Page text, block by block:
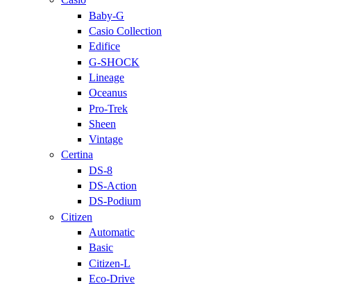
Baby-G
Casio Collection
Edifice
G-SHOCK
Lineage
Oceanus
Pro-Trek
Sheen
Vintage
Certina
DS-8
DS-Action
DS-Podium
Citizen
Automatic
Basic
Citizen-L
Eco-Drive